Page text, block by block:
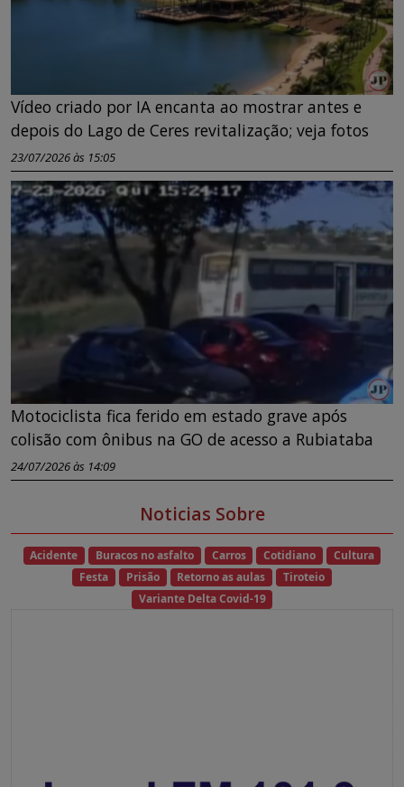
Vídeo criado por IA encanta ao mostrar antes e
depois do Lago de Ceres revitalização; veja fotos
23/07/2026 às 15:05
Motociclista fica ferido em estado grave após
colisão com ônibus na GO de acesso a Rubiataba
24/07/2026 às 14:09
Noticias Sobre
Acidente Buracos no asfalto Carros Cotidiano
Cultura
Festa
Prisão Retorno as aulas
Tiroteio
Variante Delta Covid-19